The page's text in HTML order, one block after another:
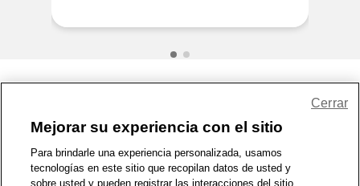
1-800-679-9691 | Contáctenos | Términos de Uso | Accesibilidad
Política de Privacidad | WA Privacy Policy | Mapa del sitio
Mejorar su experiencia con el sitio
Para brindarle una experiencia personalizada, usamos
tecnologías en este sitio que recopilan datos de usted y
sobre usted y pueden registrar las interacciones del sitio.
Cerrar